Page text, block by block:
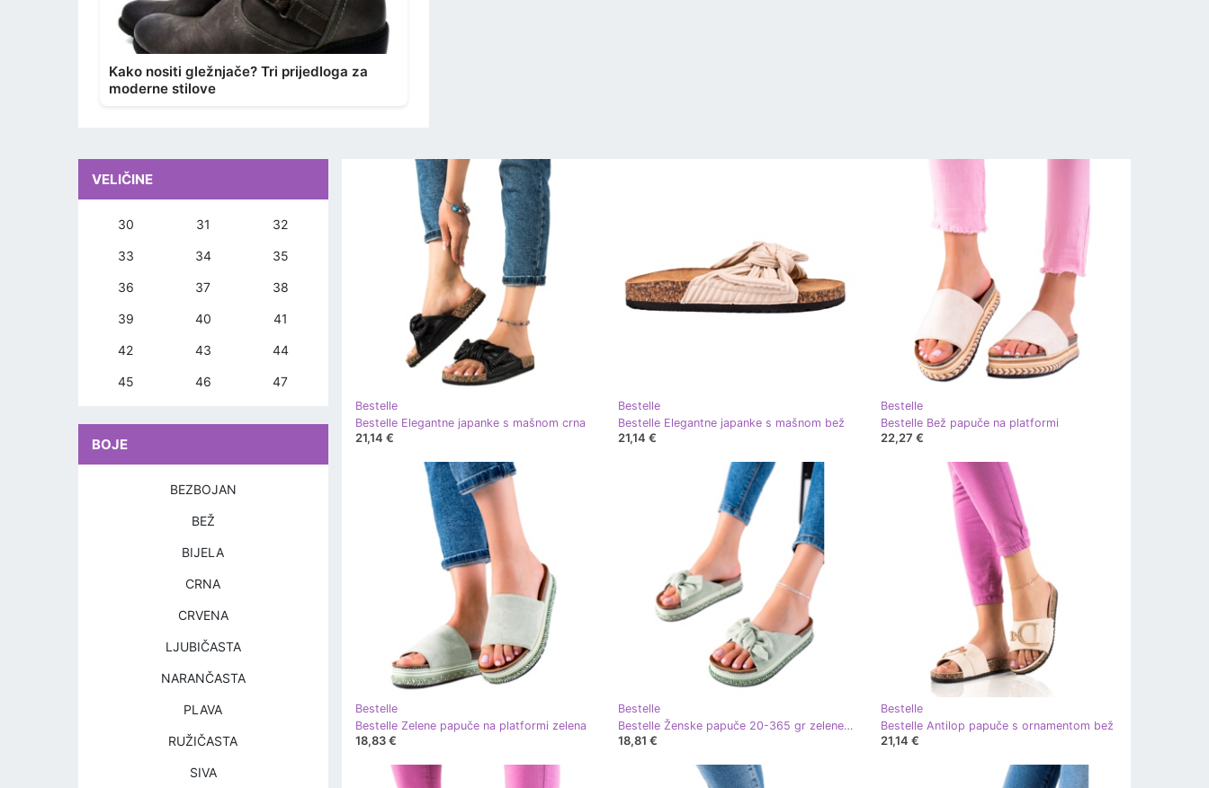
Kako nositi gležnjače? Tri prijedloga za
moderne stilove
Bestelle
Bestelle Elegantne japanke s mašnom crna
21,14 €
Bestelle
Bestelle Elegantne japanke s mašnom bež
21,14 €
Bestelle
Bestelle Bež papuče na platformi
22,27 €
Bestelle
Bestelle Zelene papuče na platformi zelena
18,83 €
Bestelle
Bestelle Ženske papuče 20-365 gr zelene zelena
18,81 €
Bestelle
Bestelle Antilop papuče s ornamentom bež
21,14 €
VELIČINE
30 31 32
33 34 35
36 37 38
39 40 41
42 43 44
45 46 47
BOJE
BEZBOJAN
BEŽ
BIJELA
CRNA
CRVENA
LJUBIČASTA
NARANČASTA
PLAVA
RUŽIČASTA
SIVA